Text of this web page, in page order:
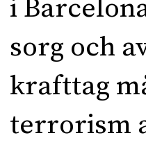
i
sorg och
krafttag
terrorism